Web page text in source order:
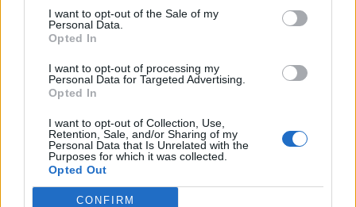
I want to opt-out of the Sale of my
Personal Data.
Opted In
I want to opt-out of processing my
Personal Data for Targeted Advertising.
Opted In
I want to opt-out of Collection, Use,
Retention, Sale, and/or Sharing of my
Personal Data that Is Unrelated with the
Purposes for which it was collected.
Opted Out
CONFIRM
Kela muuttaa terapiakäytäntöä
5